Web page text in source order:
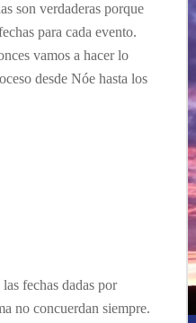
son verdaderas porque
para cada evento.
vamos a hacer lo
desde Nóe hasta los
fechas dadas por
no concuerdan siempre.